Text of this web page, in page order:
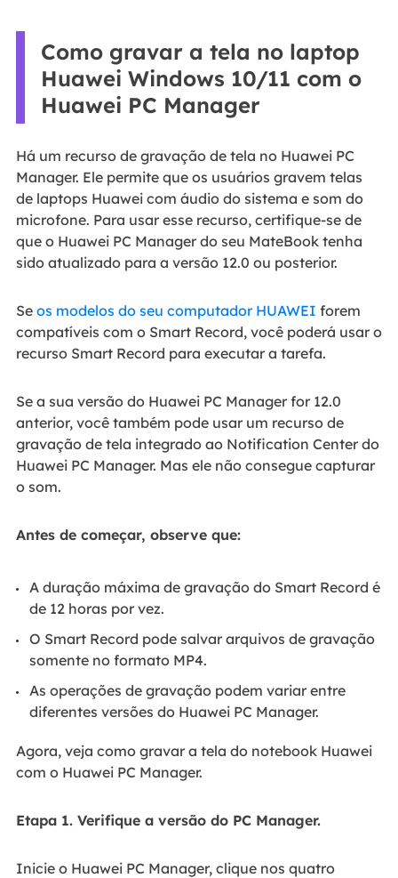
Como gravar a tela no laptop
Huawei Windows 10/11 com o
Huawei PC Manager
Há um recurso de gravação de tela no Huawei PC
Manager. Ele permite que os usuários gravem telas
de laptops Huawei com áudio do sistema e som do
microfone. Para usar esse recurso, certifique-se de
que o Huawei PC Manager do seu MateBook tenha
sido atualizado para a versão 12.0 ou posterior.
Se os modelos do seu computador HUAWEI forem
compatíveis com o Smart Record, você poderá usar o
recurso Smart Record para executar a tarefa.
Se a sua versão do Huawei PC Manager for 12.0
anterior, você também pode usar um recurso de
gravação de tela integrado ao Notification Center do
Huawei PC Manager. Mas ele não consegue capturar
o som.
Antes de começar, observe que:
A duração máxima de gravação do Smart Record é
de 12 horas por vez.
O Smart Record pode salvar arquivos de gravação
somente no formato MP4.
As operações de gravação podem variar entre
diferentes versões do Huawei PC Manager.
Agora, veja como gravar a tela do notebook Huawei
com o Huawei PC Manager.
Etapa 1. Verifique a versão do PC Manager.
Inicie o Huawei PC Manager, clique nos quatro